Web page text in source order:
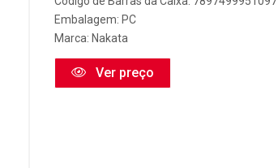
Embalagem: PC
Marca: Nakata
Ver preço